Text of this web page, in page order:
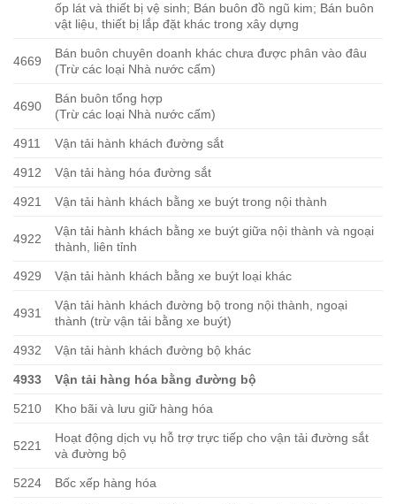
ốp lát và thiết bị vệ sinh; Bán buôn đồ ngũ kim; Bán buôn
vật liệu, thiết bị lắp đặt khác trong xây dựng
4669
Bán buôn chuyên doanh khác chưa được phân vào đâu
(Trừ các loại Nhà nước cấm)
4690
Bán buôn tổng hợp
(Trừ các loại Nhà nước cấm)
4911 Vận tải hành khách đường sắt
4912 Vận tải hàng hóa đường sắt
4921 Vận tải hành khách bằng xe buýt trong nội thành
4922
Vận tải hành khách bằng xe buýt giữa nội thành và ngoại
thành, liên tỉnh
4929 Vận tải hành khách bằng xe buýt loại khác
4931
Vận tải hành khách đường bộ trong nội thành, ngoại
thành (trừ vận tải bằng xe buýt)
4932 Vận tải hành khách đường bộ khác
4933 Vận tải hàng hóa bằng đường bộ
5210 Kho bãi và lưu giữ hàng hóa
5221
Hoạt động dịch vụ hỗ trợ trực tiếp cho vận tải đường sắt
và đường bộ
5224 Bốc xếp hàng hóa